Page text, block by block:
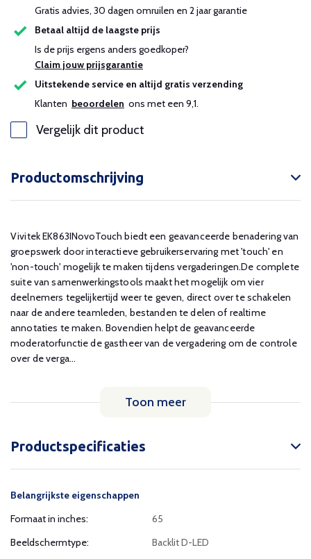
Gratis advies, 30 dagen omruilen en 2 jaar garantie
Betaal altijd de laagste prijs
Is de prijs ergens anders goedkoper?
Claim jouw prijsgarantie
Uitstekende service en altijd gratis verzending
Klanten beoordelen ons met een 9,1.
Vergelijk dit product
Productomschrijving
Vivitek EK863INovoTouch biedt een geavanceerde benadering van
groepswerk door interactieve gebruikerservaring met 'touch' en
'non-touch' mogelijk te maken tijdens vergaderingen.De complete
suite van samenwerkingstools maakt het mogelijk om vier
deelnemers tegelijkertijd weer te geven, direct over te schakelen
naar de andere teamleden, bestanden te delen of realtime
annotaties te maken. Bovendien helpt de geavanceerde
moderatorfunctie de gastheer van de vergadering om de controle
over de verga...
Toon meer
Productspecificaties
Belangrijkste eigenschappen
Formaat in inches:
65
Beeldschermtype:
Backlit D-LED